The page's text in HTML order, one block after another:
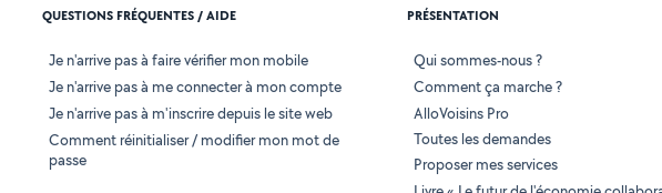
QUESTIONS FRÉQUENTES / AIDE
Je n'arrive pas à faire vérifier mon mobile
Je n'arrive pas à me connecter à mon compte
Je n'arrive pas à m'inscrire depuis le site web
Comment réinitialiser / modifier mon mot de
passe
PRÉSENTATION
Qui sommes-nous ?
Comment ça marche ?
AlloVoisins Pro
Toutes les demandes
Proposer mes services